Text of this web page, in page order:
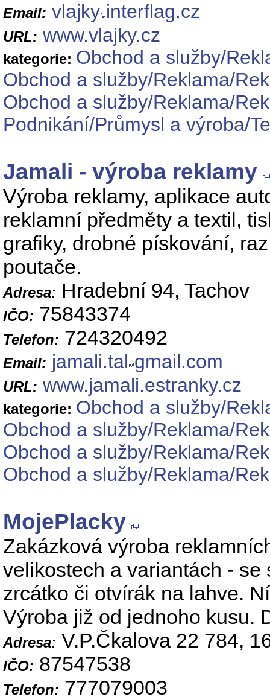
Email: vlajky interflag.cz
URL: www.vlajky.cz
kategorie: Obchod a služby/
Obchod a služby/Reklama/
Obchod a služby/Reklama/
Podnikání/Průmysl a výroba/
Jamali - výroba reklamy
Výroba reklamy, aplikace
reklamní předměty a textil,
grafiky, drobné pískování,
poutače.
Adresa: Hradební 94, Tachov
IČO: 75843374
Telefon: 724320492
Email: jamali.tal gmail.com
URL: www.jamali.estranky.cz
kategorie: Obchod a služby/
Obchod a služby/Reklama/
Obchod a služby/Reklama/
Obchod a služby/Reklama/
MojePlacky
Zakázková výroba
velikostech a variantách -
zrcátko či otvírák na lahve.
Výroba již od jednoho kusu.
Adresa: V.P.Čkalova 22 784,
IČO: 87547538
Telefon: 777079003